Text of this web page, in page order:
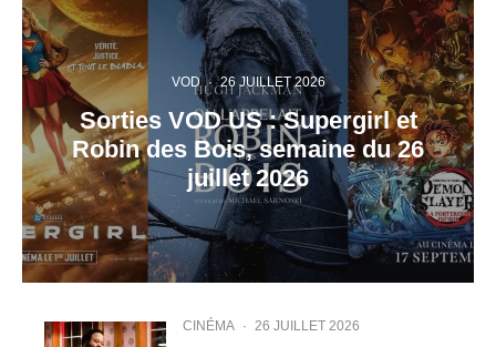
VOD · 26 JUILLET 2026
Sorties VOD US : Supergirl et
Robin des Bois, semaine du 26
juillet 2026
CINÉMA · 26 JUILLET 2026